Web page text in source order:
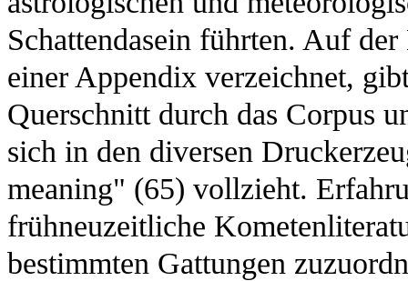
Schattendasein führten. Auf
einer Appendix verzeichnet,
Querschnitt durch das Corpus
sich in den diversen
meaning" (65) vollzieht.
frühneuzeitliche
bestimmten Gattungen